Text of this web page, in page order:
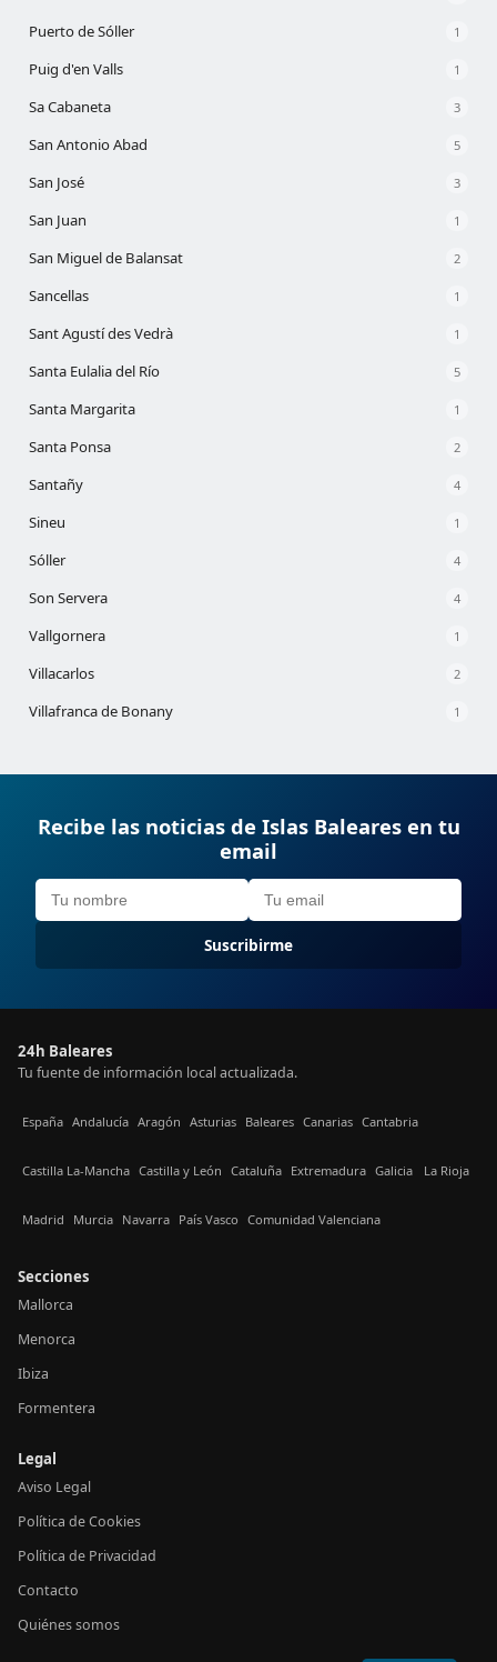
Puerto de Sóller 1
Puig d'en Valls 1
Sa Cabaneta 3
San Antonio Abad 5
San José 3
San Juan 1
San Miguel de Balansat 2
Sancellas 1
Sant Agustí des Vedrà 1
Santa Eulalia del Río 5
Santa Margarita 1
Santa Ponsa 2
Santañy 4
Sineu 1
Sóller 4
Son Servera 4
Vallgornera 1
Villacarlos 2
Villafranca de Bonany 1
Recibe las noticias de Islas Baleares en tu
email
Suscribirme
24h Baleares
Tu fuente de información local actualizada.
España Andalucía Aragón Asturias Baleares Canarias Cantabria
Castilla La-Mancha Castilla y León Cataluña Extremadura Galicia La Rioja
Madrid Murcia Navarra País Vasco Comunidad Valenciana
Secciones
Mallorca
Menorca
Ibiza
Formentera
Legal
Aviso Legal
Política de Cookies
Política de Privacidad
Contacto
Quiénes somos